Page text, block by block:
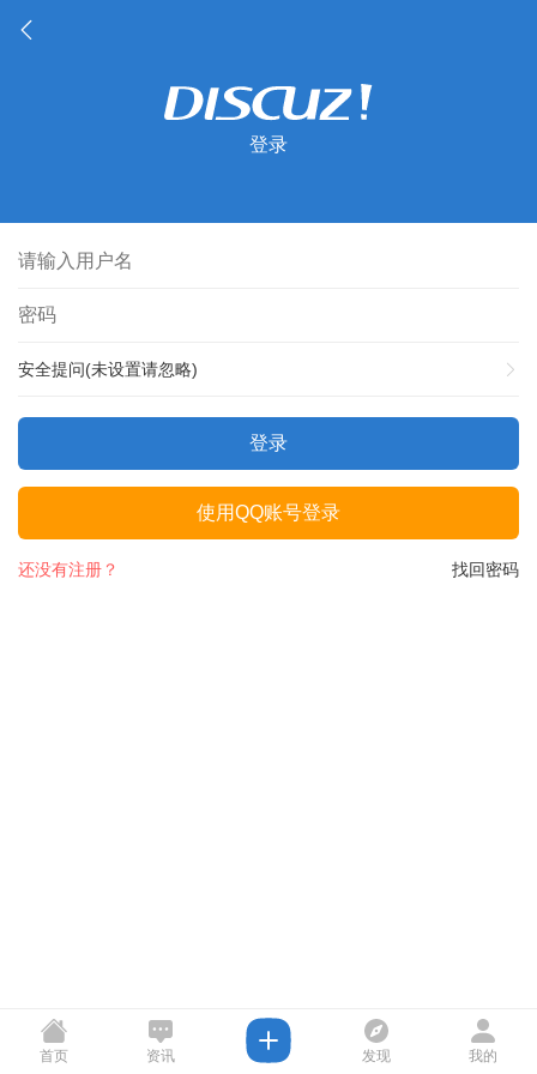
登录
安全提问(未设置请忽略)
登录
使用QQ账号登录
找回密码
还没有注册？
首页 资讯 发现 我的